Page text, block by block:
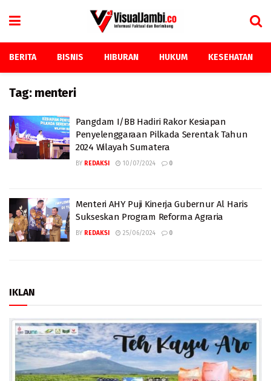
BERITA BISNIS HIBURAN HUKUM KESEHATAN
Tag: menteri
Pangdam I/BB Hadiri Rakor Kesiapan
Penyelenggaraan Pilkada Serentak Tahun
2024 Wilayah Sumatera
BY REDAKSI 10/07/2024 0
Menteri AHY Puji Kinerja Gubernur Al Haris
Sukseskan Program Reforma Agraria
BY REDAKSI 25/06/2024 0
IKLAN